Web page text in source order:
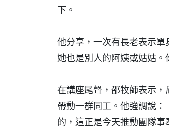
下。
他分享，一次有長老表示單
她也是別人的阿姨或姑姑。
在講座尾聲，邵牧師表示
帶動一群同工。他強調說
的，這正是今天推動團隊事